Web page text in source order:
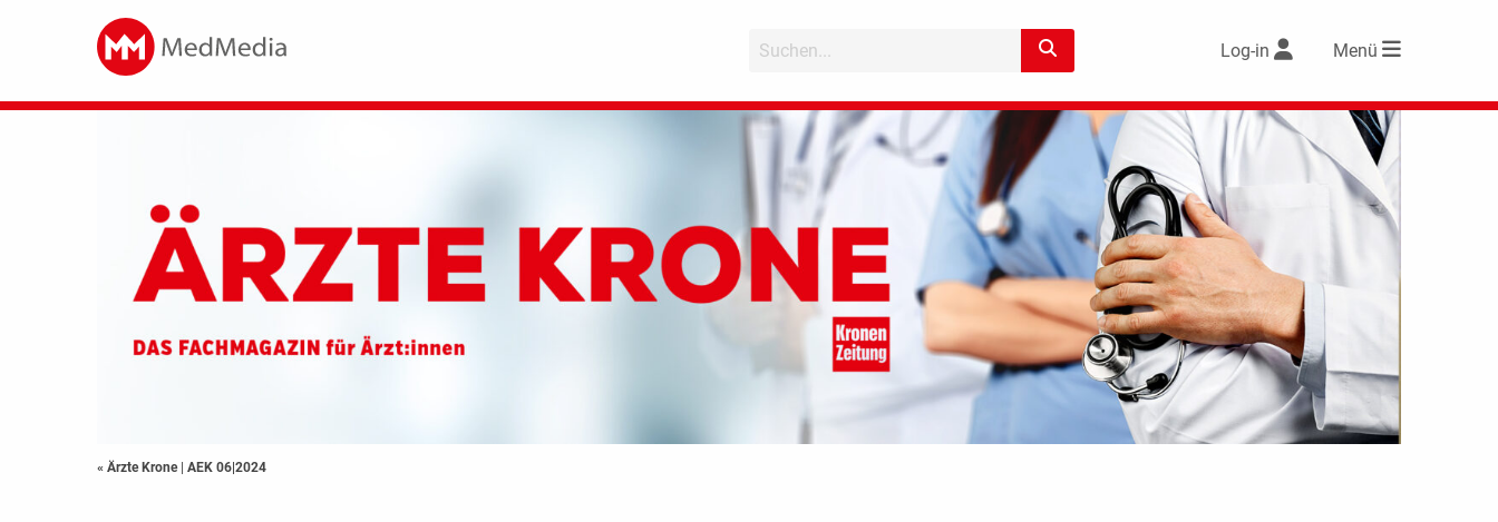
Log-in Menü
« Ärzte Krone | AEK 06|2024